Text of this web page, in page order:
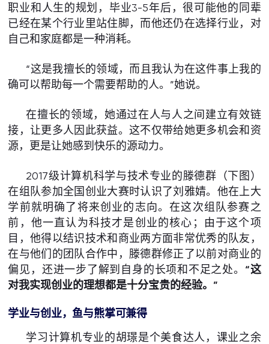
职业和人生的规划，毕业3-5年后，很可能他的同辈
已经在某个行业里站住脚，而他还仍在选择行业，对
自己和家庭都是一种消耗。
“这是我擅长的领域，而且我认为在这件事上我的
确可以帮助每一个需要帮助的人。”她说。
在擅长的领域，她通过在人与人之间建立有效链
接，让更多人因此获益。这不仅带给她更多机会和资
源，更是让她感到快乐的源动力。
2017级计算机科学与技术专业的滕德群（下图）
在组队参加全国创业大赛时认识了刘雅婧。他在上大
学前就明确了将来创业的志向。在这次组队参赛之
前，他一直认为科技才是创业的核心；由于这个项
目，他得以结识技术和商业两方面非常优秀的队友，
在与他们的团队合作中，滕德群修正了以前对商业的
偏见，还进一步了解到自身的长项和不足之处。 “这
对我实现创业的理想都是十分宝贵的经验。”
学业与创业，鱼与熊掌可兼得
学习计算机专业的胡璟是个美食达人，课业之余